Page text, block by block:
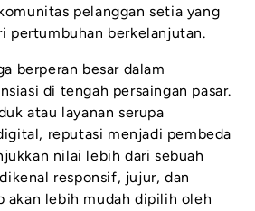
pelanggan setia yang
pertumbuhan berkelanjutan.
berperan besar dalam
di tengah persaingan pasar.
atau layanan serupa
reputasi menjadi pembeda
nilai lebih dari sebuah
responsif, jujur, dan
akan lebih mudah dipilih oleh